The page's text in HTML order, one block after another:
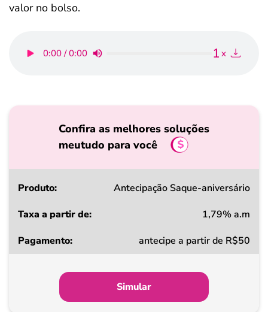
valor no bolso.
0:00 / 0:00 1 x
Confira as melhores soluções
meutudo para você
Produto
a
Antecipação Saque-aniversário
1,79% a.m
antecipe a partir de R$50
Simular